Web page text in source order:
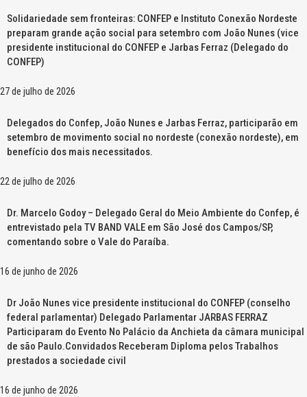
Solidariedade sem fronteiras: CONFEP e Instituto Conexão Nordeste
preparam grande ação social para setembro com João Nunes (vice
presidente institucional do CONFEP e Jarbas Ferraz (Delegado do
CONFEP)
27 de julho de 2026
Delegados do Confep, João Nunes e Jarbas Ferraz, participarão em
setembro de movimento social no nordeste (conexão nordeste), em
benefício dos mais necessitados.
22 de julho de 2026
Dr. Marcelo Godoy – Delegado Geral do Meio Ambiente do Confep, é
entrevistado pela TV BAND VALE em São José dos Campos/SP,
comentando sobre o Vale do Paraíba.
16 de junho de 2026
Dr João Nunes vice presidente institucional do CONFEP (conselho
federal parlamentar) Delegado Parlamentar JARBAS FERRAZ
Participaram do Evento No Palácio da Anchieta da câmara municipal
de são Paulo.Convidados Receberam Diploma pelos Trabalhos
prestados a sociedade civil
16 de junho de 2026